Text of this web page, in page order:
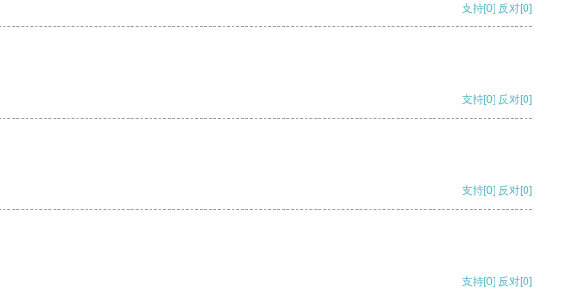
支持[0] 反对[0]
支持[0] 反对[0]
支持[0] 反对[0]
支持[0] 反对[0]